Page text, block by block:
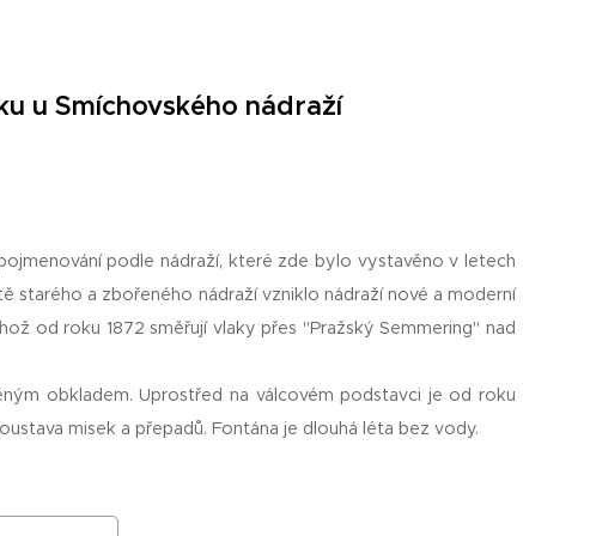
u Smíchovského nádraží
podle nádraží, které zde bylo vystavěno v letech
starého a zbořeného nádraží vzniklo nádraží nové a moderní
od roku 1872 směřují vlaky přes "Pražský Semmering" nad
obkladem. Uprostřed na válcovém podstavci je od roku
misek a přepadů. Fontána je dlouhá léta bez vody.